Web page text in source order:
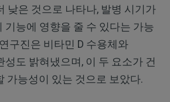
낮은 것으로 나타나, 발병 시기가
기능에 영향을 줄 수 있다는 가능
구진은 비타민 D 수용체와
성도 밝혀냈으며, 이 두 요소가 건
가능성이 있는 것으로 보았다.